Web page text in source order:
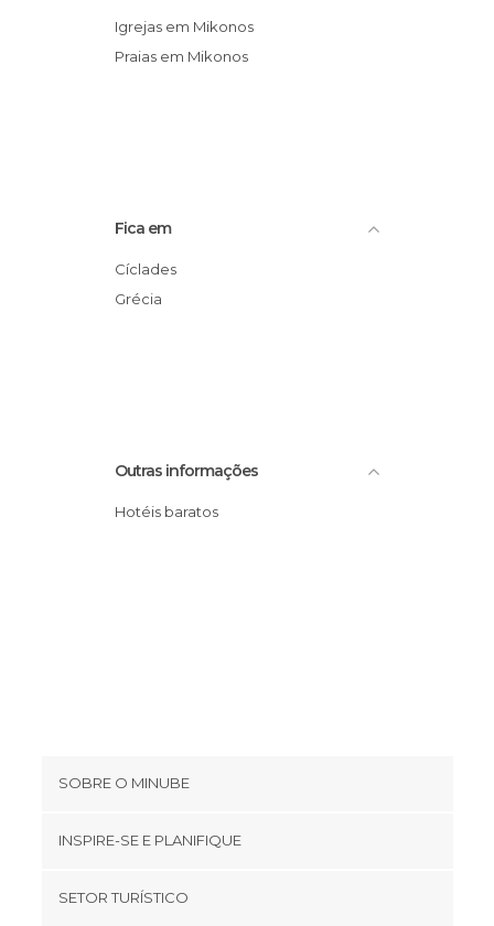
Igrejas em Mikonos
Praias em Mikonos
Fica em
Cíclades
Grécia
Outras informações
Hotéis baratos
SOBRE O MINUBE
Términos e Condições
INSPIRE-SE E PLANIFIQUE
footer@item_discovertips_anchor
SETOR TURÍSTICO